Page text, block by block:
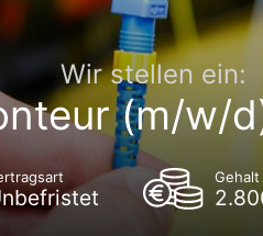
Wir stellen ein:
(m/w/
Gehalt